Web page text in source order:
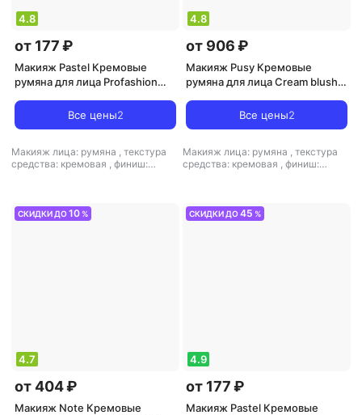
4.8
от 177 ₽
Макияж Pastel Кремовые
румяна для лица Profashion
Все цены2
Макияж лица: румяна , текстура
средства: кремовая , финиш:
4.8
от 906 ₽
Макияж Pusy Кремовые
румяна для лица Cream blush
Все цены2
Макияж лица: румяна , текстура
средства: кремовая , финиш:
СКИДКИ ДО10 %
4.7
от 404 ₽
Макияж Note Кремовые
СКИДКИ ДО45 %
4.9
от 177 ₽
Макияж Pastel Кремовые